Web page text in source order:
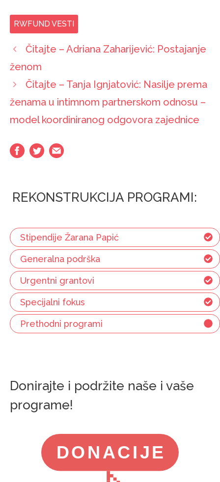
RWFUND VESTI
Čitajte – Adriana Zaharijević: Postajanje
ženom
Čitajte – Tanja Ignjatović: Nasilje prema
ženama u intimnom partnerskom odnosu –
model koordiniranog odgovora zajednice
REKONSTRUKCIJA PROGRAMI:
Stipendije Žarana Papić
Generalna podrška
Urgentni grantovi
Specijalni fokus
Prethodni programi
Donirajte i podržite naše i vaše
programe!